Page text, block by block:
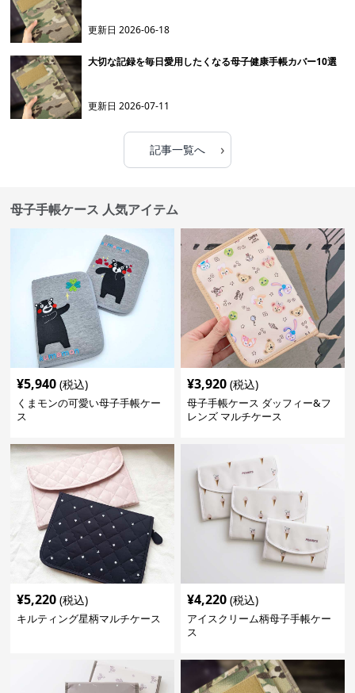
更新日2026-06-18
大切な記録を毎日愛用したくなる母子健康手帳カバー10選
更新日2026-07-11
記事一覧へ ›
母子手帳ケース 人気アイテム
¥5,940 (税込)
くまモンの可愛い母子手帳ケー
ス
¥3,920 (税込)
母子手帳ケース ダッフィー&フ
レンズ マルチケース
¥5,220 (税込)
キルティング星柄マルチケース
¥4,220 (税込)
アイスクリーム柄母子手帳ケー
ス